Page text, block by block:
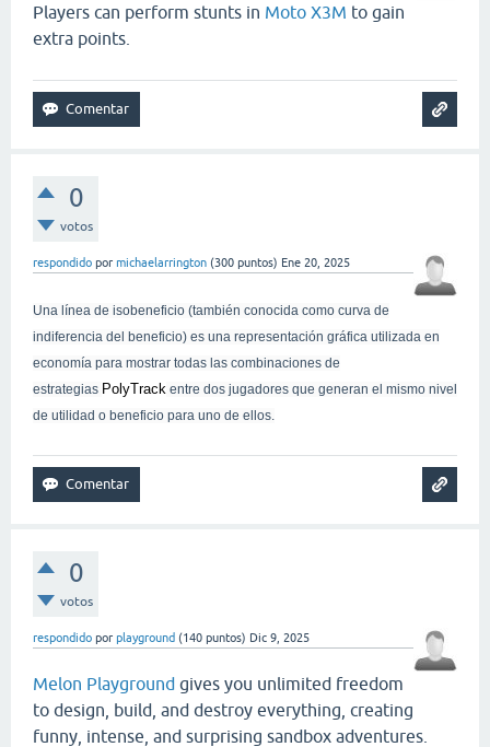
Players can perform stunts in Moto X3M to gain
extra points.
0
votos
respondido por michaelarrington (300 puntos) Ene 20, 2025
Una línea de isobeneficio (también conocida como curva de
indiferencia del beneficio) es una representación gráfica utilizada en
economía para mostrar todas las combinaciones de
estrategias PolyTrack entre dos jugadores que generan el mismo nivel
de utilidad o beneficio para uno de ellos.
0
votos
respondido por playground (140 puntos) Dic 9, 2025
Melon Playground gives you unlimited freedom
to design, build, and destroy everything, creating
funny, intense, and surprising sandbox adventures.